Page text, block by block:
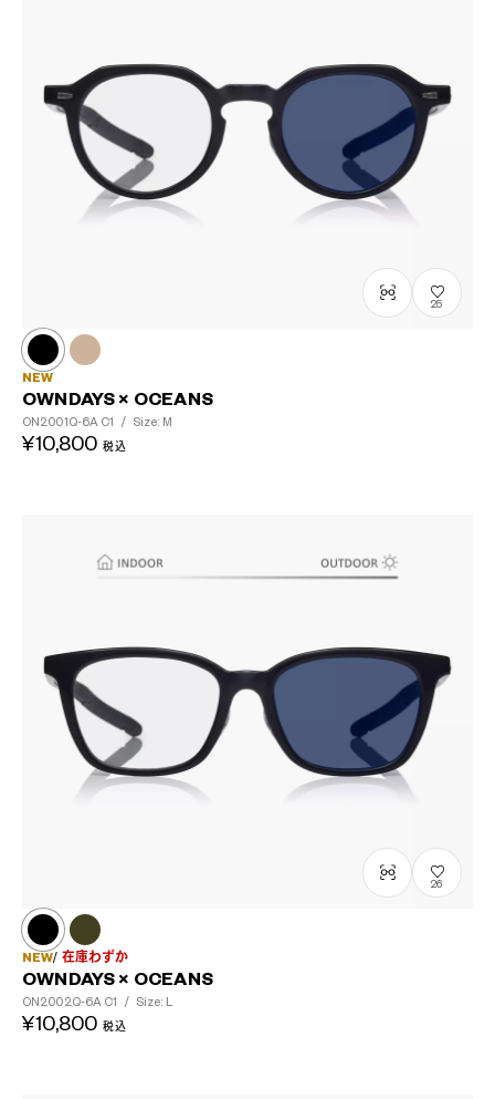
25
NEW
OWNDAYS × OCEANS
ON2001Q-6A C1 / Size: M
¥10,800 税込
26
NEW 在庫わずか
OWNDAYS × OCEANS
ON2002Q-6A C1 / Size: L
¥10,800 税込